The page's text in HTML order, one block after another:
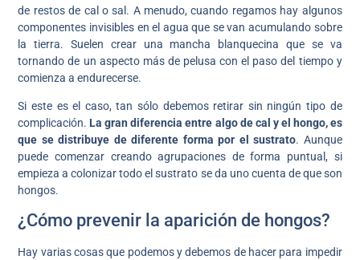
de restos de cal o sal. A menudo, cuando regamos hay algunos
componentes invisibles en el agua que se van acumulando sobre
la tierra. Suelen crear una mancha blanquecina que se va
tornando de un aspecto más de pelusa con el paso del tiempo y
comienza a endurecerse.
Si este es el caso, tan sólo debemos retirar sin ningún tipo de
complicación. La gran diferencia entre algo de cal y el hongo, es
que se distribuye de diferente forma por el sustrato. Aunque
puede comenzar creando agrupaciones de forma puntual, si
empieza a colonizar todo el sustrato se da uno cuenta de que son
hongos.
¿Cómo prevenir la aparición de hongos?
Hay varias cosas que podemos y debemos de hacer para impedir